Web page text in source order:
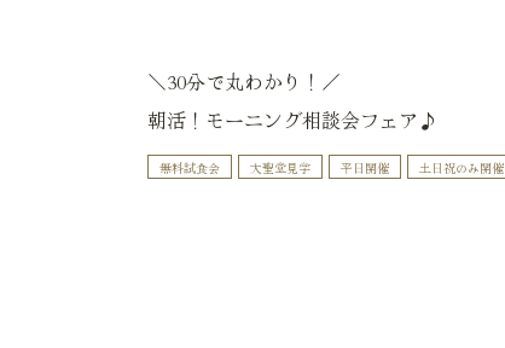
＼30分で丸わかり！／
朝活！モーニング相談会フェア♪
無料試食会 大聖堂見学 平日開催 土日祝のみ開催